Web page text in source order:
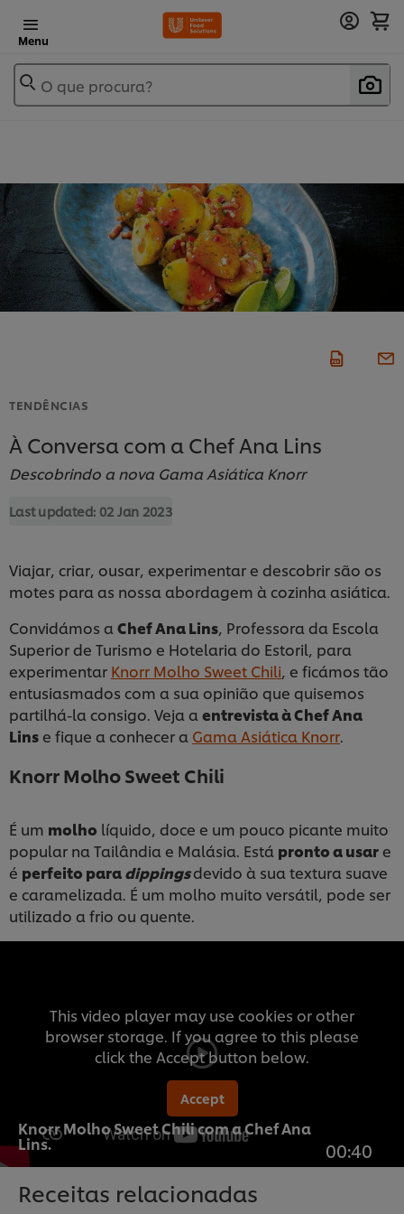
Menu
O que procura?
TENDÊNCIAS
À Conversa com a Chef Ana Lins
Descobrindo a nova Gama Asiática Knorr
Last updated: 02 Jan 2023
Viajar, criar, ousar, experimentar e descobrir são os
motes para as nossa abordagem à cozinha asiática.
Convidámos a Chef Ana Lins, Professora da Escola
Superior de Turismo e Hotelaria do Estoril, para
experimentar Knorr Molho Sweet Chili, e ficámos tão
entusiasmados com a sua opinião que quisemos
partilhá-la consigo. Veja a entrevista à Chef Ana
Lins e fique a conhecer a Gama Asiática Knorr.
Knorr Molho Sweet Chili
É um molho líquido, doce e um pouco picante muito
popular na Tailândia e Malásia. Está pronto a usar e
é perfeito paradippingsdevido à sua textura suave
e caramelizada. É um molho muito versátil, pode ser
utilizado a frio ou quente.
This video player may use cookies or other
browser storage. If you agree to this please
click the Accept button below.
Accept
Knorr Molho Sweet Chili com a Chef Ana
Lins. 00:40
Receitas relacionadas